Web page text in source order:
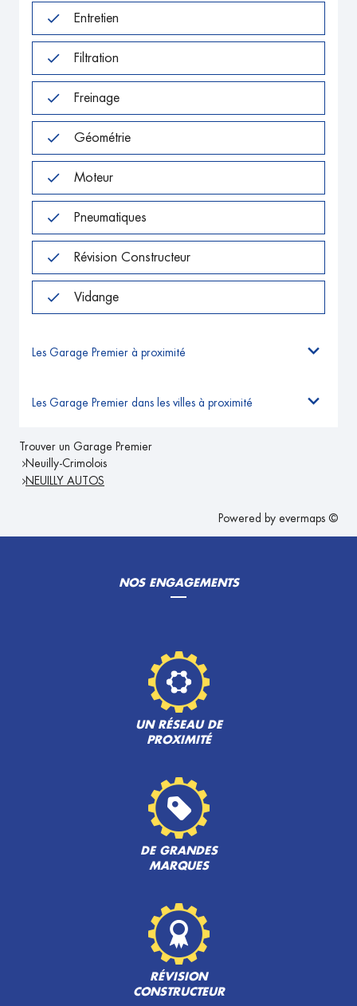
Entretien
Filtration
Freinage
Géométrie
Moteur
Pneumatiques
Révision Constructeur
Vidange
Les Garage Premier à proximité
Les Garage Premier dans les villes à proximité
Trouver un Garage Premier
Neuilly-Crimolois
NEUILLY AUTOS
Powered by evermaps ©
NOS ENGAGEMENTS
UN RÉSEAU DE
PROXIMITÉ
DE GRANDES
MARQUES
RÉVISION
CONSTRUCTEUR